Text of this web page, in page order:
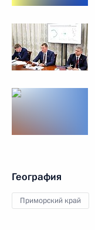
География
Приморский край